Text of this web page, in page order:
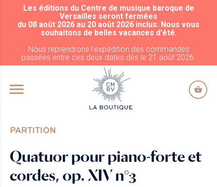
ALLER AU CONTENU PRINCIPAL
Les éditions du Centre de musique baroque de
Versailles seront fermées
du 08 août 2026 au 20 août 2026 inclus. Nous vous
souhaitons de belles vacances d'été.
Nous reprendrons l'expédition des commandes
passées entre ces deux dates dès le 21 août 2026.
PARTITION
Quatuor pour piano-forte et
cordes, op. XIV n°3